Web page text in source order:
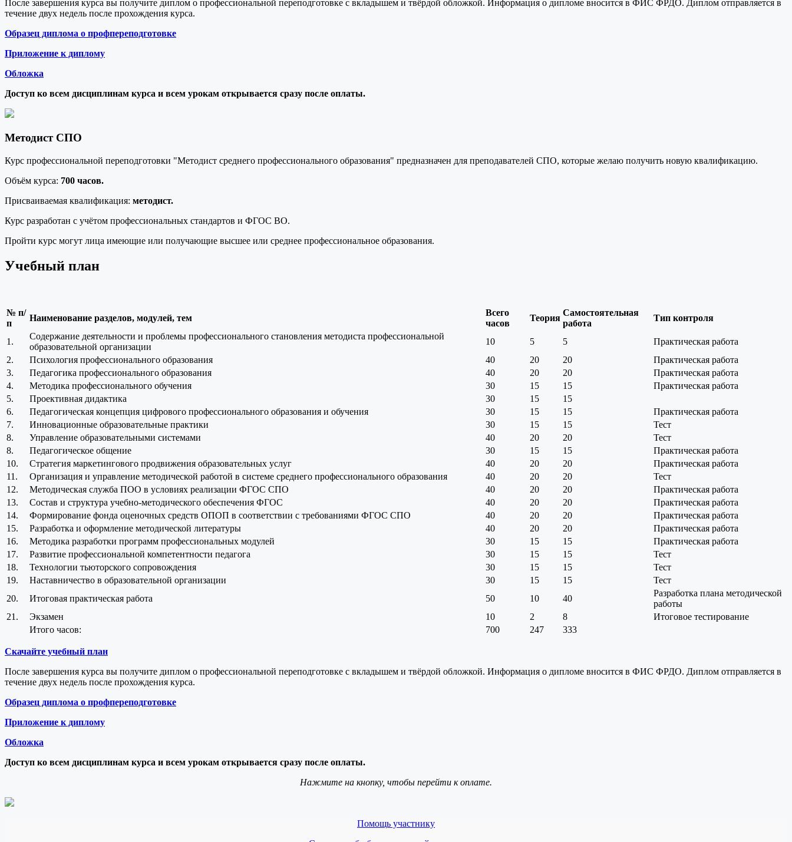
После завершения курса вы получите диплом о профессиональной переподготовке с вкладышем и твёрдой обложкой. Информация о дипломе вносится в ФИС ФРДО. Диплом отправляется в
течение двух недель после прохождения курса.
Образец диплома о профпереподготовке
Приложение к диплому
Обложка
Доступ ко всем дисциплинам курса и всем урокам открывается сразу после оплаты.
Методист СПО
Курс профессиональной переподготовки "Методист среднего профессионального образования" предназначен для преподавателей СПО, которые желаю получить новую квалификацию.
Объём курса: 700 часов.
Присваиваемая квалификация: методист.
Курс разработан с учётом профессиональных стандартов и ФГОС ВО.
Пройти курс могут лица имеющие или получающие высшее или среднее профессиональное образования.
Учебный план
№ п/
п
Наименование разделов, модулей, тем
Всего
часов
Теория
Самостоятельная
работа
Тип контроля
1.
Содержание деятельности и проблемы профессионального становления методиста профессиональной
образовательной организации
10 5 5
Практическая работа
2.
Психология профессионального образования 40 20 20
Практическая работа
3.
Педагогика профессионального образования 40 20 20
Практическая работа
4.
Методика профессионального обучения 30 15 15
Практическая работа
5.
Проективная дидактика 30 15
15
6.
Педагогическая концепция цифрового профессионального образования и обучения 30 15 15
Практическая работа
7.
Инновационные образовательные практики 30 15 15
Тест
8.
Управление образовательными системами 40 20 20
Тест
8.
Педагогическое общение 30 15 15
Практическая работа
10.
Стратегия маркетингового продвижения образовательных услуг 40 20 20
Практическая работа
11.
Организация и управление методической работой в системе среднего профессионального образования 40 20 20
Тест
12.
Методическая служба ПОО в условиях реализации ФГОС СПО 40 20 20
Практическая работа
13.
Состав и структура учебно-методического обеспечения ФГОС 40 20 20
Практическая работа
14.
Формирование фонда оценочных средств ОПОП в соответствии с требованиями ФГОС СПО 40 20 20
Практическая работа
15.
Разработка и оформление методической литературы 40 20 20
Практическая работа
16.
Методика разработки программ профессиональных модулей 30 15 15
Практическая работа
17.
Развитие профессиональной компетентности педагога 30 15 15
Тест
18.
Технологии тьюторского сопровождения 30 15 15
Тест
19.
Наставничество в образовательной организации 30 15 15
Тест
20.
Итоговая практическая работа 50 10 40
Разработка плана методической
работы
21.
Экзамен 10 2 8
Итоговое тестирование
Итого часов:
700 247 333
Скачайте учебный план
После завершения курса вы получите диплом о профессиональной переподготовке с вкладышем и твёрдой обложкой. Информация о дипломе вносится в ФИС ФРДО. Диплом отправляется в
течение двух недель после прохождения курса.
Образец диплома о профпереподготовке
Приложение к диплому
Обложка
Доступ ко всем дисциплинам курса и всем урокам открывается сразу после оплаты.
Нажмите на кнопку, чтобы перейти к оплате.
Помощь участнику